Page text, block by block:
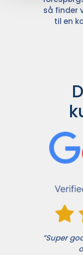
så finder
til en
”Super